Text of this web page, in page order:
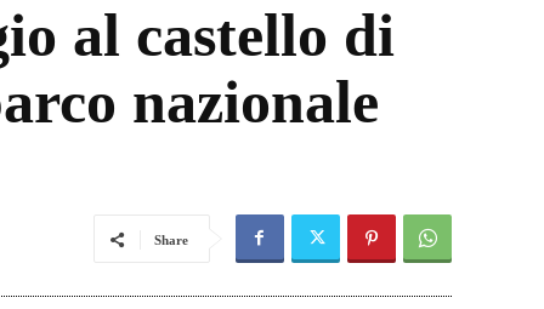
al castello di
nazionale
Share